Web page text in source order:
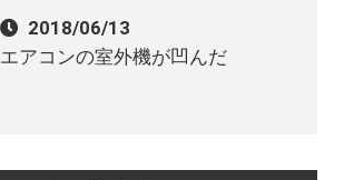
2018/06/13
エアコンの室外機が凹んだ